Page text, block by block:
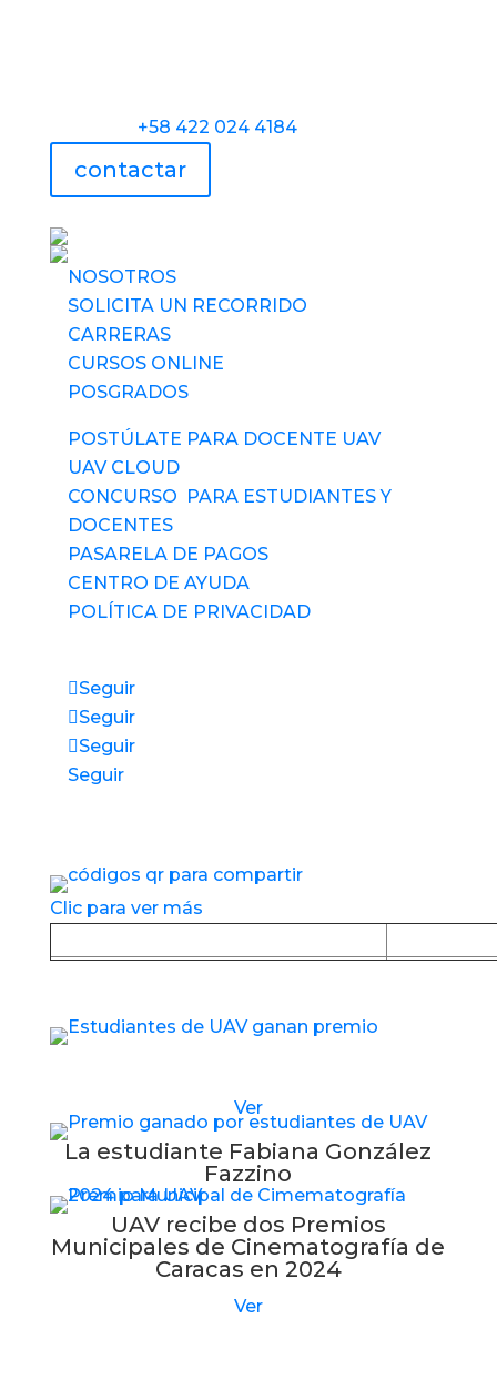
+58 422 024 4184
contactar
NOSOTROS
SOLICITA UN RECORRIDO
CARRERAS
CURSOS ONLINE
POSGRADOS
POSTÚLATE PARA DOCENTE UAV
UAV CLOUD
CONCURSO PARA ESTUDIANTES Y
DOCENTES
PASARELA DE PAGOS
CENTRO DE AYUDA
POLÍTICA DE PRIVACIDAD
Seguir
Seguir
Seguir
Seguir
Clic para ver más
Ver
La estudiante Fabiana González
Fazzino
UAV recibe dos Premios
Municipales de Cinematografía de
Caracas en 2024
Ver